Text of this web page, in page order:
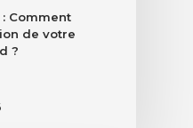
Comment
de votre
?